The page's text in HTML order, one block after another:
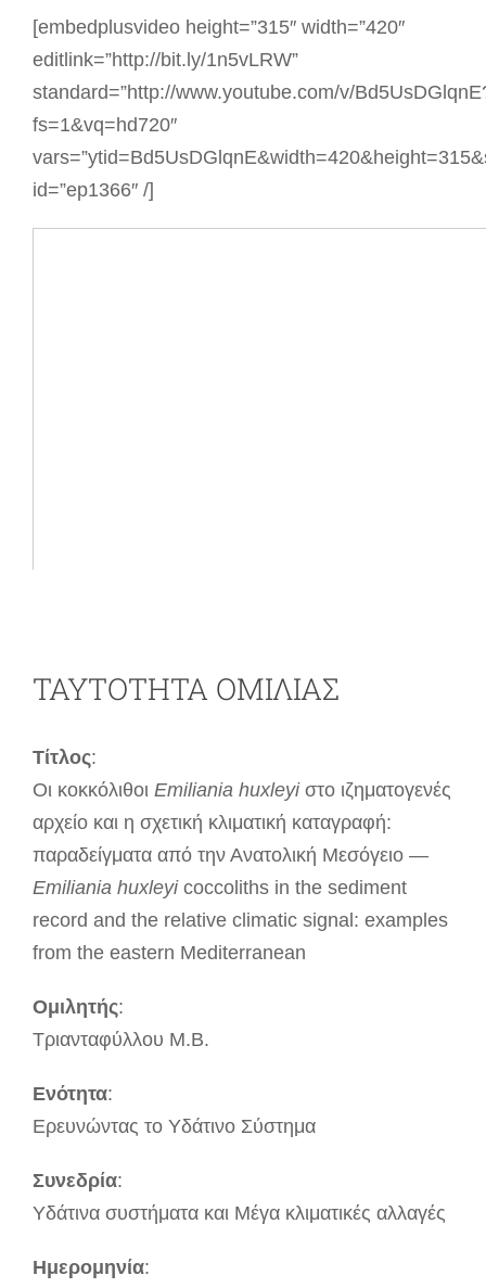
[embedplusvideo height=”315″ width=”420″
editlink=”http://bit.ly/1n5vLRW”
standard=”http://www.youtube.com/v/
fs=1&vq=hd720″
id=”ep1366″ /]
ΤΑΥΤΟΤΗΤΑ ΟΜΙΛΙΑΣ
Τίτλος:
Οι κοκκόλιθοι Emiliania huxleyiστο ιζηματογενές
αρχείο και η σχετική κλιματική καταγραφή:
παραδείγματα από την Ανατολική Μεσόγειο —
Emiliania huxleyicoccoliths in the sediment
record and the relative climatic signal: examples
from the eastern Mediterranean
Ομιλητής:
Τριανταφύλλου Μ.Β.
Ενότητα:
Ερευνώντας το Υδάτινο Σύστημα
Συνεδρία:
Υδάτινα συστήματα και Μέγα κλιματικές αλλαγές
Ημερομηνία: